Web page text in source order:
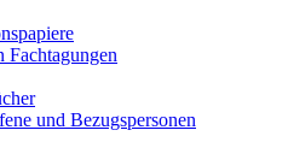
Fachtagungen
und Bezugspersonen